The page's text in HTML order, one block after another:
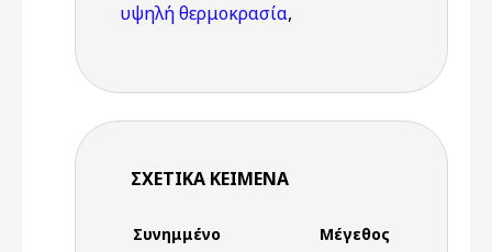
υψηλή θερμοκρασία,
ΣΧΕΤΙΚΆ ΚΕΊΜΕΝΑ
Συνημμένο Μέγεθος